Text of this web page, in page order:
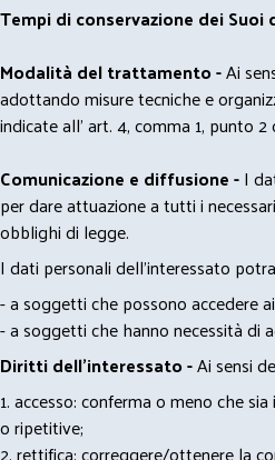
Tempi di conservazione dei Suoi
Modalità del trattamento -Ai
adottando misure tecniche e
indicate all' art. 4, comma 1, punto 2
Comunicazione e diffusione -I
per dare attuazione a tutti i
obblighi di legge.
I dati personali dell’interessato
- a soggetti che possono accedere
- a soggetti che hanno necessità di
Diritti dell’interessato -Ai sensi
1. accesso: conferma o meno che
o ripetitive;